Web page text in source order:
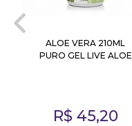
ALOE VERA 210ML
PURO GEL LIVE ALOE
R$ 45,20